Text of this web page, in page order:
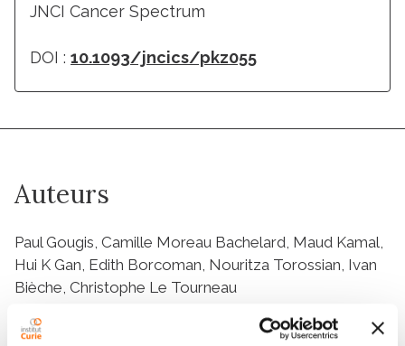
JNCI Cancer Spectrum
DOI : 10.1093/jncics/pkz055
Auteurs
Paul Gougis, Camille Moreau Bachelard, Maud Kamal,
Hui K Gan, Edith Borcoman, Nouritza Torossian, Ivan
Bièche, Christophe Le Tourneau